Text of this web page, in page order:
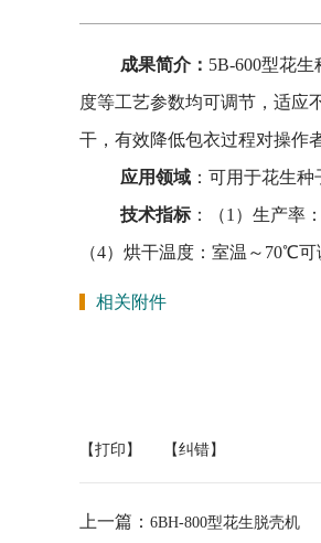
成果简介： 5B-600型花生
度等工艺参数均可调节，适应
干，有效降低包衣过程对操作
应用领域 ：可用于花生
技术指标：（1 ）生产率：
（4）烘干温度：室温～ 70℃可
相关附件
【打印】 【纠错】
上一篇： 6BH-800型花生脱壳机